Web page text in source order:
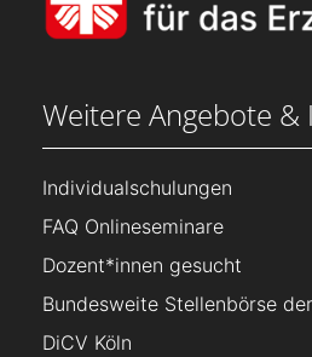
Weitere Angebote &
Individualschulungen
FAQ Onlineseminare
Dozent*innen gesucht
Bundesweite Stellenbörse
DiCV Köln